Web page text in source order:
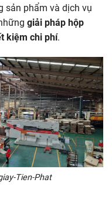
sản phẩm và dịch vụ
giải pháp hộp
kiệm chi phí.
Tien-Phat